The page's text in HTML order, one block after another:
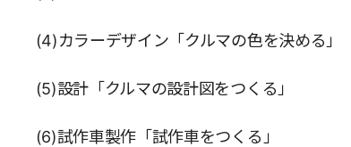
(4)カラーデザイン「クルマの色を決める」
(5)設計「クルマの設計図をつくる」
(6)試作車製作「試作車をつくる」